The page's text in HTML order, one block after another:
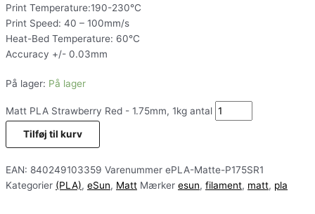
Print Temperature:190-230°C
Print Speed: 40 – 100mm/s
Heat-Bed Temperature: 60°C
Accuracy +/- 0.03mm
På lager: På lager
Matt PLA Strawberry Red - 1.75mm, 1kg antal
Tilføj til kurv
EAN: 840249103359 Varenummer ePLA-Matte-P175SR1
Kategorier (PLA), eSun, Matt Mærker esun, filament, matt, pla